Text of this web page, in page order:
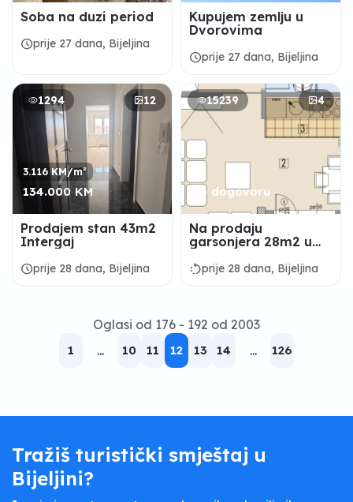
Soba na duzi period
scheduleprije 27 dana, Bijeljina
Kupujem zemlju u
Dvorovima
scheduleprije 27 dana, Bijeljina
1294 12
3.116 KM/m²
134.000 KM
Prodajem stan 43m2
Intergaj
scheduleprije 28 dana, Bijeljina
15239 4
Po dogovoru
Na prodaju
garsonjera 28m2 u
rotate_leftprije 28 dana, Bijeljina
Oglasi od 176 - 192 od 2003
1 ... 10 11 12 13 14 ... 126
Tražiš turistički smještaj u
Bijeljini?